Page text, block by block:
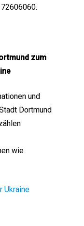
zum
und
Dortmund
wie
Ukraine